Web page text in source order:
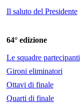
Il saluto del Presidente
64° edizione
Le squadre partecipanti
Gironi eliminatori
Ottavi di finale
Quarti di finale